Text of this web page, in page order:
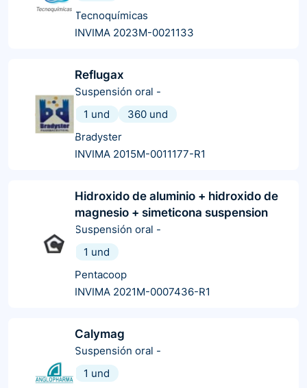
Tecnoquímicas
INVIMA 2023M-0021133
Reflugax
Suspensión oral -
1 und
360 und
Bradyster
INVIMA 2015M-0011177-R1
Hidroxido de aluminio + hidroxido de
magnesio + simeticona suspension
Suspensión oral -
1 und
Pentacoop
INVIMA 2021M-0007436-R1
Calymag
Suspensión oral -
1 und